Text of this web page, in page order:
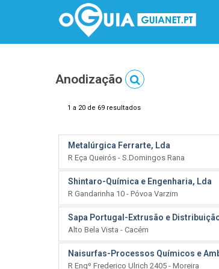
Anodização
1 a 20 de 69 resultados
Metalúrgica Ferrarte, Lda
R Eça Queirós - S.Domingos Rana
Shintaro-Química e Engenharia, Lda
R Gandarinha 10 - Póvoa Varzim
Sapa Portugal-Extrusão e
Alto Bela Vista - Cacém
Naisurfas-Processos Químicos e
R Engº Frederico Ulrich 2405 - Moreira